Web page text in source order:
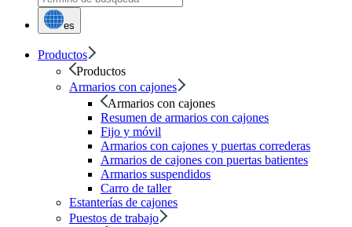
es
Productos
Productos
Armarios con cajones
Armarios con cajones
Resumen de armarios con cajones
Fijo y móvil
Armarios con cajones y puertas correderas
Armarios de cajones con puertas batientes
Armarios suspendidos
Carro de taller
Estanterías de cajones
Puestos de trabajo